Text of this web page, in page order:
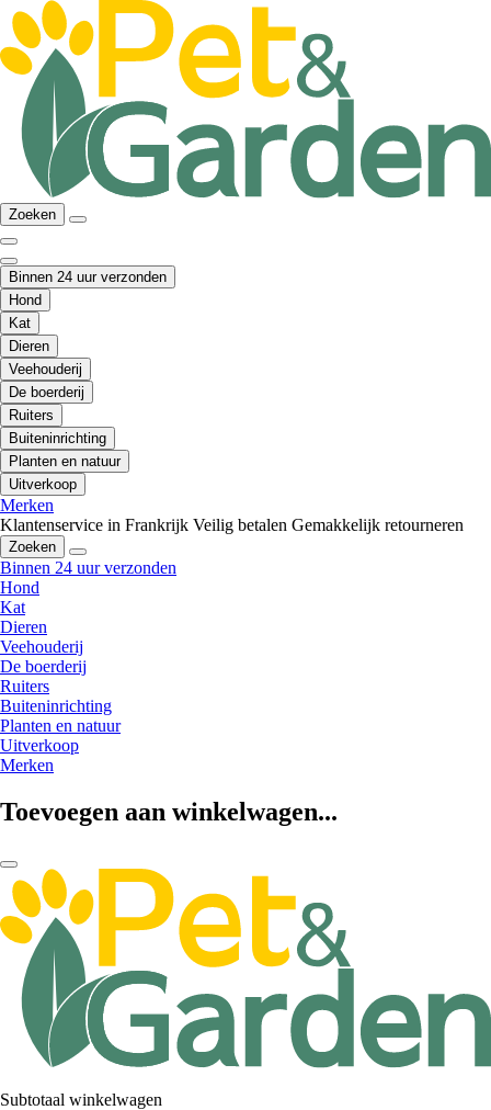
Zoeken
Binnen 24 uur verzonden
Hond
Kat
Dieren
Veehouderij
De boerderij
Ruiters
Buiteninrichting
Planten en natuur
Uitverkoop
Merken
Klantenservice in Frankrijk Veilig betalen Gemakkelijk retourneren
Zoeken
Binnen 24 uur verzonden
Hond
Kat
Dieren
Veehouderij
De boerderij
Ruiters
Buiteninrichting
Planten en natuur
Uitverkoop
Merken
Toevoegen aan winkelwagen...
Subtotaal winkelwagen